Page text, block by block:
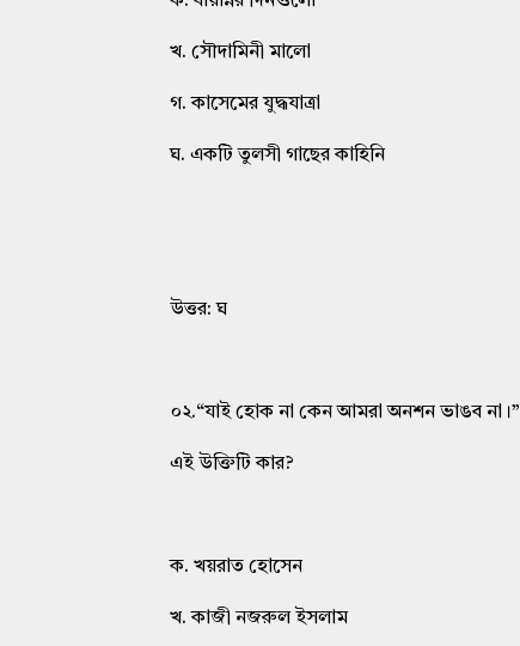
খ. সৌদামিনী মালো
গ. কাসেমের যুদ্ধযাত্রা
ঘ. একটি তুলসী গাছের কাহিনি
উত্তর: ঘ
০২.“যাই হোক না কেন আমরা অনশন ভাঙব না।”
এই উক্তিটি কার?
ক. খয়রাত হোসেন
খ. কাজী নজরুল ইসলাম